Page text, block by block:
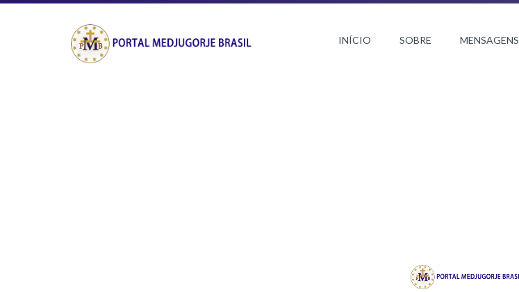
INÍCIO SOBRE MENSAGENS